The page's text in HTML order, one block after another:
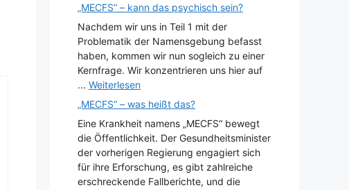
„MECFS“ – kann das psychisch sein?
Nachdem wir uns in Teil 1 mit der
Problematik der Namensgebung befasst
haben, kommen wir nun sogleich zu einer
Kernfrage. Wir konzentrieren uns hier auf
... Weiterlesen
„MECFS“ – was heißt das?
Eine Krankheit namens „MECFS“ bewegt
die Öffentlichkeit. Der Gesundheitsminister
der vorherigen Regierung engagiert sich
für ihre Erforschung, es gibt zahlreiche
erschreckende Fallberichte, und die